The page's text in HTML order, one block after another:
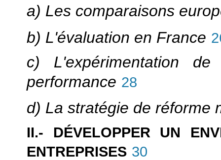
a) Les comparaisons
b) L'évaluation en France
c) L'expérimentation
performance 28
d) La stratégie de réforme
II.- DÉVELOPPER UN
ENTREPRISES 30